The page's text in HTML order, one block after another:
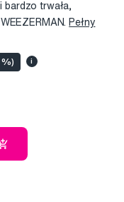
bardzo trwała,
Pełny
%) i